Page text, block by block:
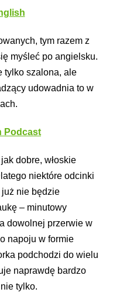
tym razem z
myśleć po angielsku.
tylko szalona, ale
udowadnia to w
Podcast
dobre, włoskie
niektóre odcinki
nie będzie
– minutowy
dowolnej przerwie w
napoju w formie
podchodzi do wielu
naprawdę bardzo
tylko.